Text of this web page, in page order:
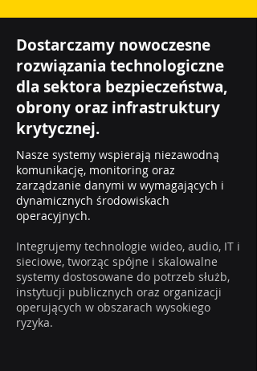
Dostarczamy nowoczesne
rozwiązania technologiczne
dla sektora bezpieczeństwa,
obrony oraz infrastruktury
krytycznej.
Nasze systemy wspierają niezawodną
komunikację, monitoring oraz
zarządzanie danymi w wymagających i
dynamicznych środowiskach
operacyjnych.
Integrujemy technologie wideo, audio, IT i
sieciowe, tworząc spójne i skalowalne
systemy dostosowane do potrzeb służb,
instytucji publicznych oraz organizacji
operujących w obszarach wysokiego
ryzyka.